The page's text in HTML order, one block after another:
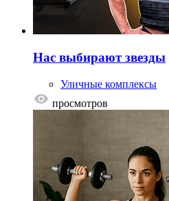
Нас выбирают звезды
Уличные комплексы
просмотров